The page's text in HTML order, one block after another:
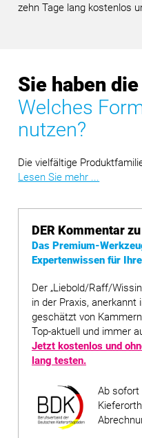
zehn Tage lang kostenlos
Sie haben die
Welches
nutzen?
Die vielfältige
Lesen Sie mehr ...
DER Kommentar
Das Premium-
Expertenwissen für
Der „Liebold/Raff/
in der Praxis,
geschätzt von
Top-aktuell und immer
Jetzt kostenlos und
lang testen.
Ab sofort